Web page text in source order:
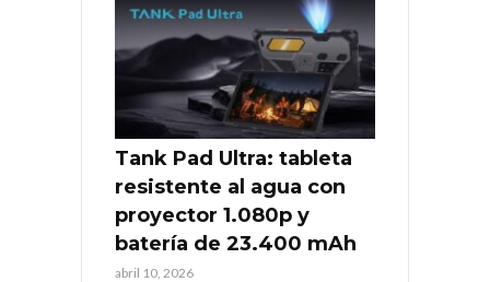
Tank Pad Ultra: tableta
resistente al agua con
proyector 1.080p y
batería de 23.400 mAh
abril 10, 2026